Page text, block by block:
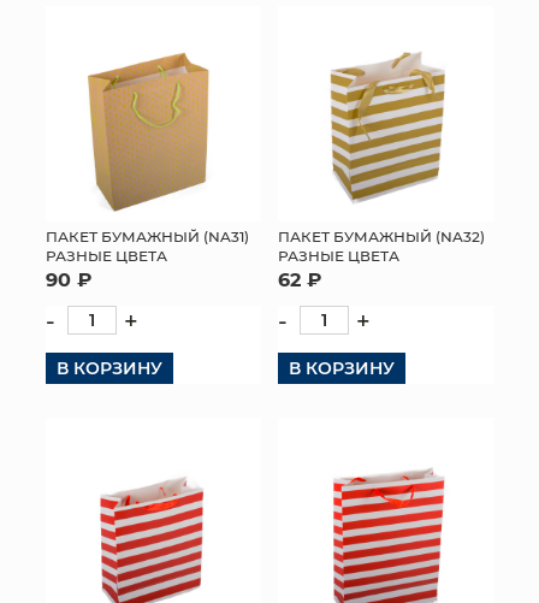
ИСКУССТВЕННЫЕ ЦВЕТЫ
ПАКЕТЫ И СУМКИ
ПОДАРОЧНЫЕ КАРТЫ
ОПТОВЫМ КЛИЕНТАМ
ДОСТАВКА И ОПЛАТА
КОНТАКТЫ
ПАКЕТ БУМАЖНЫЙ (NA31)
РАЗНЫЕ ЦВЕТА
90 ₽
- +
В КОРЗИНУ
ПАКЕТ БУМАЖНЫЙ (NA32)
РАЗНЫЕ ЦВЕТА
62 ₽
- +
В КОРЗИНУ